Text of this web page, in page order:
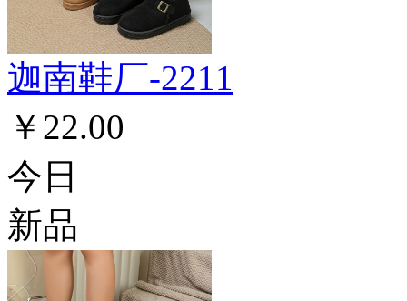
迦南鞋厂-2211
￥22.00
今日
新品